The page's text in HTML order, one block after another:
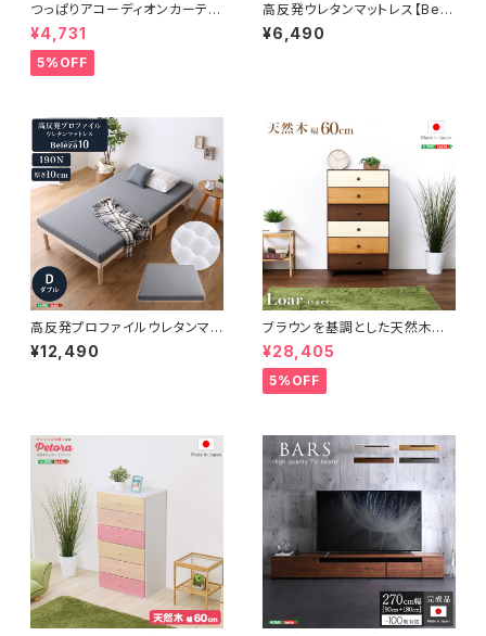
つっぱりアコーディオンカーテ
ン 100×174cm SH-16-TA
DC
¥4,731
5%OFF
高反発ウレタンマットレス【Bele
za5-ベレーザ・ファイブ-】(シン
グル) ORM-05S
¥6,490
高反発プロファイルウレタンマッ
トレス【Beleza10-ベレーザ・テ
ン-】(ダブル) ORM-10D
¥12,490
ブラウンを基調とした天然木ハ
イチェスト 6段 幅60cm Loar
シリーズ 日本製・完成品｜Loar
-ロア- type1 SH-08-LR60
¥28,405
5%OFF